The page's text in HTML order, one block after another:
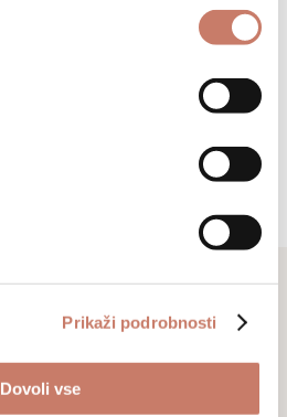
Prikaži podrobnosti
Dovoli vse
novice in sledite